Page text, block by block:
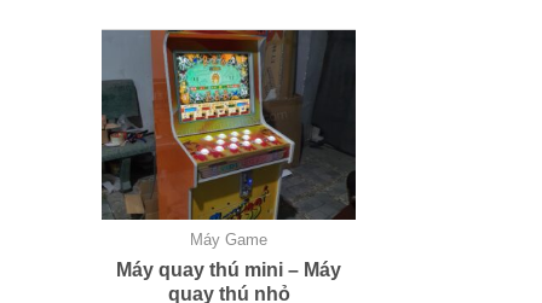
Máy Game
Máy quay thú mini – Máy
quay thú nhỏ